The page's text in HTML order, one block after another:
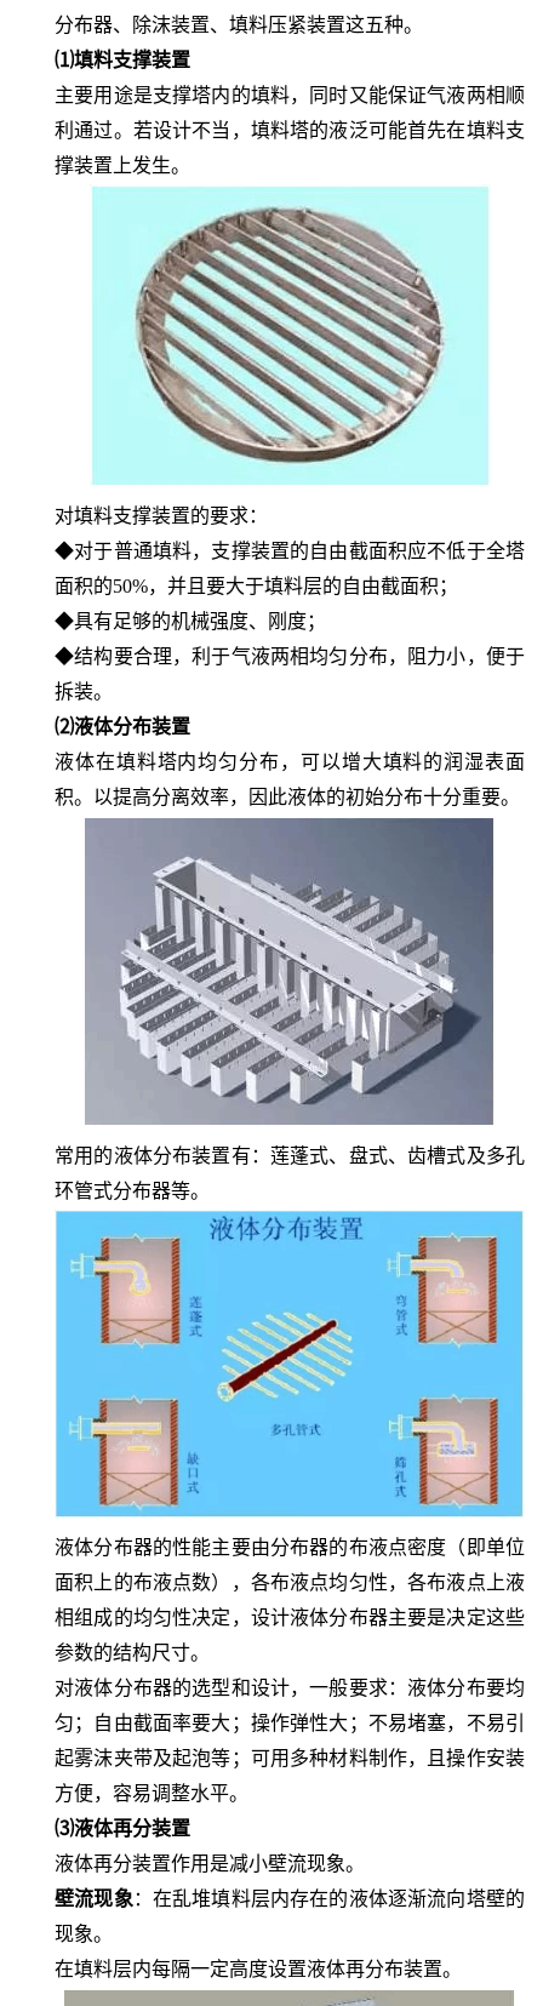
分布器、除沫装置、填料压紧装置这五种。
⑴填料支撑装置
主要用途是支撑塔内的填料，同时又能保证气液两相顺
利通过。若设计不当，填料塔的液泛可能首先在填料支
撑装置上发生。
对填料支撑装置的要求：
◆对于普通填料，支撑装置的自由截面积应不低于全塔
面积的50%，并且要大于填料层的自由截面积；
◆具有足够的机械强度、刚度；
◆结构要合理，利于气液两相均匀分布，阻力小，便于
拆装。
⑵液体分布装置
液体在填料塔内均匀分布，可以增大填料的润湿表面
积。以提高分离效率，因此液体的初始分布十分重要。
常用的液体分布装置有：莲蓬式、盘式、齿槽式及多孔
环管式分布器等。
液体分布器的性能主要由分布器的布液点密度（即单位
面积上的布液点数），各布液点均匀性，各布液点上液
相组成的均匀性决定，设计液体分布器主要是决定这些
参数的结构尺寸。
对液体分布器的选型和设计，一般要求：液体分布要均
匀；自由截面率要大；操作弹性大；不易堵塞，不易引
起雾沫夹带及起泡等；可用多种材料制作，且操作安装
方便，容易调整水平。
⑶液体再分装置
液体再分装置作用是减小壁流现象。
壁流现象 ：在乱堆填料层内存在的液体逐渐流向塔壁的
现象。
在填料层内每隔一定高度设置液体再分布装置。